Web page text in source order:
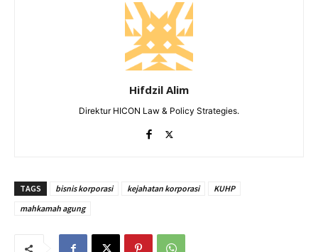
Hifdzil Alim
Direktur HICON Law & Policy Strategies.
TAGS bisnis korporasi kejahatan korporasi
KUHP
mahkamah agung